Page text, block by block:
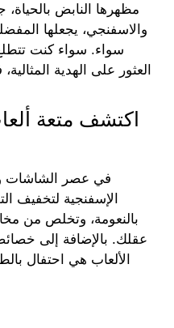
مظهرها النابض
والاسفنجي، يجعلها
سواء. سواء كنت
العثور على الهدية
اكتشف متعة
في عصر الشاشات
الإسفنجية لتخفيف
بالنعومة، وتخلص من
عقلك. بالإضافة إلى
الألعاب هي احتفال